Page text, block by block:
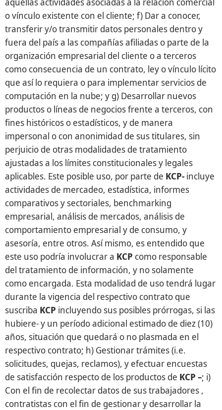
o vínculo existente con el cliente; f) Dar a conocer,
transferir y/o transmitir datos personales dentro y
fuera del país a las compañías afiliadas o parte de la
organización empresarial del cliente o a terceros
como consecuencia de un contrato, ley o vínculo lícito
que así lo requiera o para implementar servicios de
computación en la nube; y g) Desarrollar nuevos
productos o líneas de negocios frente a terceros, con
fines históricos o estadísticos, y de manera
impersonal o con anonimidad de sus titulares, sin
perjuicio de otras modalidades de tratamiento
ajustadas a los límites constitucionales y legales
aplicables. Este posible uso, por parte de KCP- incluye
actividades de mercadeo, estadística, informes
comparativos y sectoriales, benchmarking
empresarial, análisis de mercados, análisis de
comportamiento empresarial y de consumo, y
asesoría, entre otros. Así mismo, es entendido que
este uso podría involucrar a KCP como responsable
del tratamiento de información, y no solamente
como encargada. Esta modalidad de uso tendrá lugar
durante la vigencia del respectivo contrato que
suscriba KCP incluyendo sus posibles prórrogas, si las
hubiere- y un período adicional estimado de diez (10)
años, situación que quedará o no plasmada en el
respectivo contrato; h) Gestionar trámites (i.e.
solicitudes, quejas, reclamos), y efectuar encuestas
de satisfacción respecto de los productos de KCP –; i)
Con el fin de recolectar datos de sus trabajadores ,
contratistas con el fin de gestionar y desarrollar la